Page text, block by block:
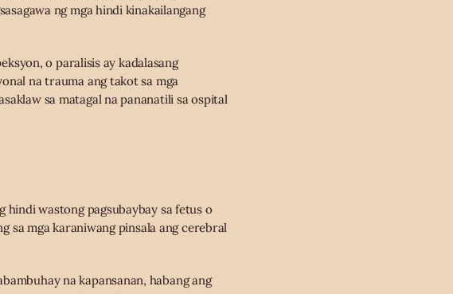
ng mga hindi kinakailangang
o paralisis ay kadalasang
na trauma ang takot sa mga
sa matagal na pananatili sa ospital
hindi wastong pagsubaybay sa fetus o
sa mga karaniwang pinsala ang cerebral
na kapansanan, habang ang